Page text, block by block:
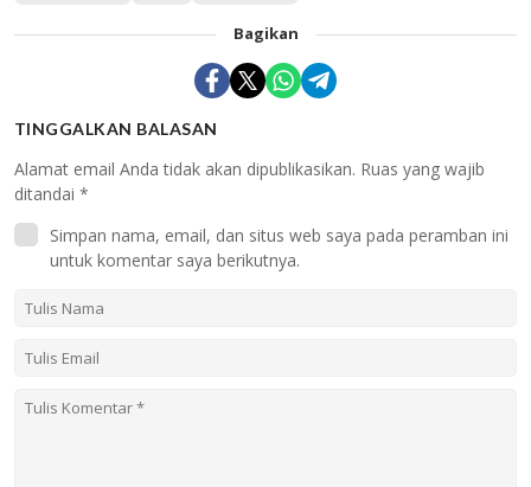
Bagikan
TINGGALKAN BALASAN
Alamat email Anda tidak akan dipublikasikan. Ruas yang wajib
ditandai *
Simpan nama, email, dan situs web saya pada peramban ini
untuk komentar saya berikutnya.